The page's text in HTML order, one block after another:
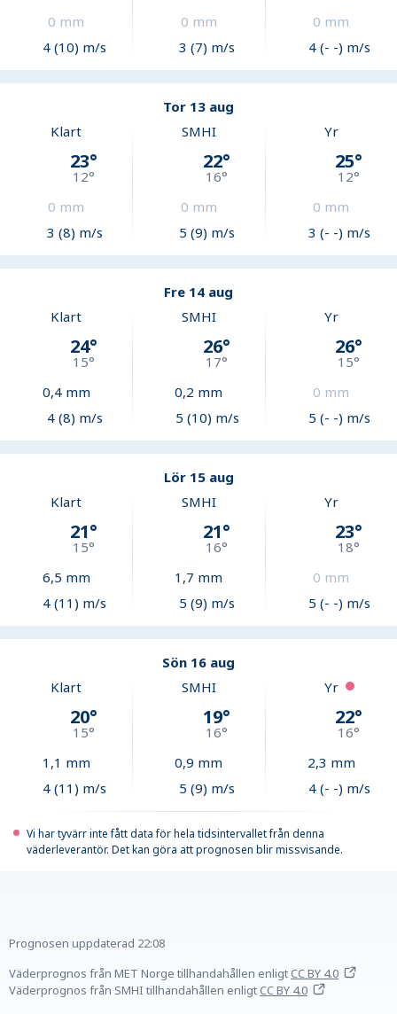
0 mm
4 (10) m/s
0 mm
3 (7) m/s
0 mm
4 (- -) m/s
Tor 13 aug
Klart
23°
12°
0 mm
3 (8) m/s
SMHI
22°
16°
0 mm
5 (9) m/s
Yr
25°
12°
0 mm
3 (- -) m/s
Fre 14 aug
Klart
24°
15°
0,4mm
4 (8) m/s
SMHI
26°
17°
0,2 mm
5 (10) m/s
Yr
26°
15°
0 mm
5 (- -) m/s
Lör 15 aug
Klart
21°
15°
6,5 mm
4 (11) m/s
SMHI
21°
16°
1,7 mm
5 (9) m/s
Yr
23°
18°
0 mm
5 (- -) m/s
Sön 16 aug
Klart
20°
15°
1,1 mm
4 (11) m/s
SMHI
19°
16°
0,9 mm
5 (9) m/s
Yr
22°
16°
2,3 mm
4 (- -) m/s
Vi har tyvärr inte fått data för hela tidsintervallet från denna
väderleverantör. Det kan göra att prognosen blir missvisande.
Prognosen uppdaterad 22:08
Väderprognos från MET Norge tillhandahållen enligtCC BY 4.0
Väderprognos från SMHI tillhandahållen enligtCC BY 4.0